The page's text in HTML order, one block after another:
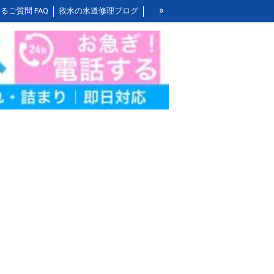
ご質問 FAQ 救水の水道修理ブログ
お風呂の作業料金 洗面所の作業料金
»